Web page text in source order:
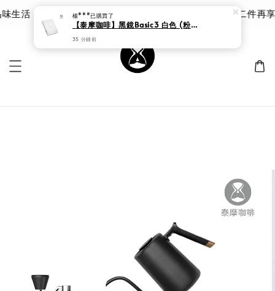
生活 | 泰摩 甘露品鑑杯 |限時 8 折｜優惠價 $785 第二件再享